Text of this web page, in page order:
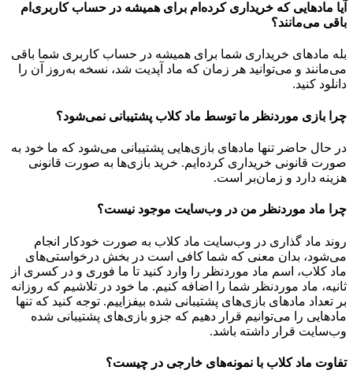
آیا مادهایی که خریداری کرده‌ام برای همیشه در حساب‌ کاربری‌ام
باقی می‌مانند؟
بله مادهای خریداری شما برای همیشه در حساب کاربری شما باقی
می‌مانند و می‌توانید هر زمان که ماد آپدیت شد، نسخه به‌روز آن را
دانلود کنید.
چرا بازی موردنظر ما توسط ماد کلاب پشتیبانی نمی‌شود؟
در حال حاضر تنها مادهای بازی‌هایی پشتیبانی می‌شود که ما خود به
صورت قانونی خریداری کرده‌ایم. خرید بازی‌ها به صورت قانونی
هزینه دارد و زمان‌بر است.
چرا ماد موردنظر من در وب‌سایت موجود نیست؟
روند ماد گذاری در وب‌سایت ماد کلاب به صورت خودکار انجام
می‌شود، بدان معنی که شما کافی است در بخش درخواستی‌های
ماد کلاب، اسم ماد موردنظر را وارد کنید تا ما فوری و در کسری از
ثانیه، ماد موردنظر شما را اضافه کنیم. ما خود در تلاشیم که روزانه
بر تعداد مادهای بازی‌های پشتیبانی شده بیفزاییم. توجه کنید که تنها
مادهایی را می‌توانیم قرار دهیم که جزو بازی‌های پشتیبانی شده
وب‌سایت قرار داشته باشد.
تفاوت ماد کلاب با نمونه‌های خارجی در چیست؟